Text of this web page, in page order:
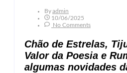
ByAdmin
10/06/2025
No Comments
Chão de Estrelas,
Valor da Poesia e
algumas novidades